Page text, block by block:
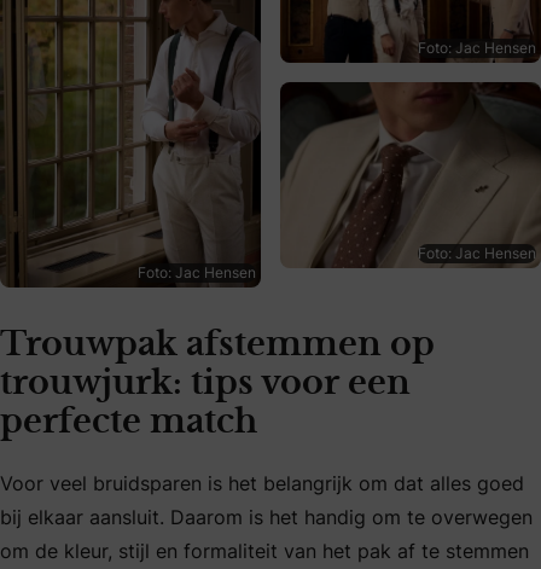
Foto: Jac Hensen
Foto: Jac Hensen
Foto: Jac Hensen
Trouwpak afstemmen op
trouwjurk: tips voor een
perfecte match
Voor veel bruidsparen is het belangrijk om dat alles goed
bij elkaar aansluit. Daarom is het handig om te overwegen
om de kleur, stijl en formaliteit van het pak af te stemmen